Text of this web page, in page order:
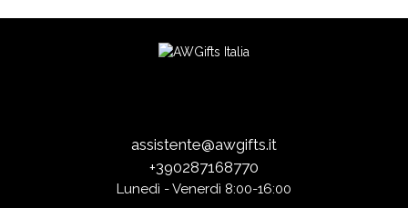
assistente@awgifts.it
+390287168770
Lunedì - Venerdì 8:00-16:00